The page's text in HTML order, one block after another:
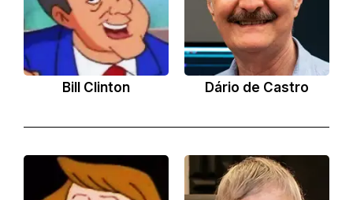
Bill Clinton Dário de Castro